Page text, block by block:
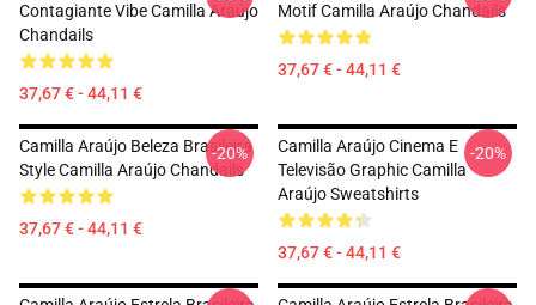
Contagiante Vibe Camilla Araújo
Chandails
37,67 € - 44,11 €
Motif Camilla Araújo Chandails
37,67 € - 44,11 €
Camilla Araújo Beleza Brasileira
Style Camilla Araújo Chandails
37,67 € - 44,11 €
-20%
Camilla Araújo Cinema E
Televisão Graphic Camilla
Araújo Sweatshirts
37,67 € - 44,11 €
-20%